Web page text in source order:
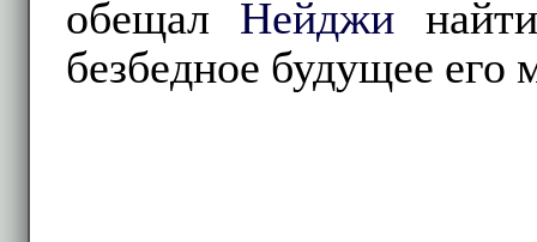
обещал Нейджи
безбедное будущее его